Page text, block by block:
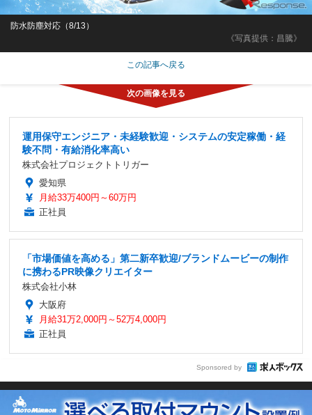
《写真提供：昌騰》
防水防塵対応（8/13）
この記事へ戻る
運用保守エンジニア・未経験歓迎・システムの安定稼働・経
験不問・有給消化率高い
株式会社プロジェクトトリガー
愛知県
月給33万400円～60万円
正社員
「市場価値を高める」第二新卒歓迎/ブランドムービーの制作
に携わるPR映像クリエイター
株式会社小林
大阪府
月給31万2,000円～52万4,000円
正社員
Sponsored by